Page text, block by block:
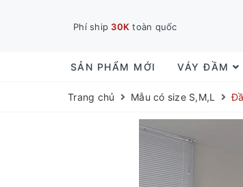
Phí ship 30K toàn quốc
SẢN PHẨM MỚI VÁY ĐẦM
Trang chủ Mẫu có size S,M,L